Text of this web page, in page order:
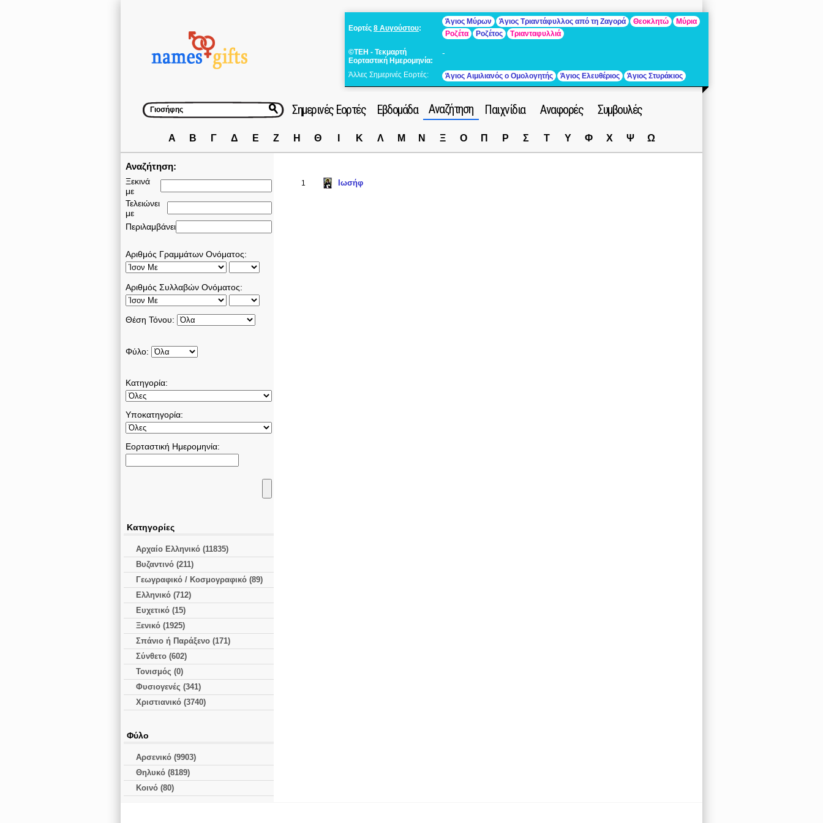
Εορτές 8 Αυγούστου:
Άγιος Μύρων Άγιος Τριαντάφυλλος από τη Ζαγορά Θεοκλητώ
Μύρια
Ροζέτα
Ροζέτος Τριανταφυλλιά
©ΤΕΗ - Τεκμαρτή
Εορταστική Ημερομηνία:
-
Άλλες Σημερινές Εορτές: Άγιος Αιμιλιανός ο Ομολογητής Άγιος Ελευθέριος Άγιος Στυράκιος
Σημερινές Εορτές Εβδομάδα Αναζήτηση Παιχνίδια Αναφορές Συμβουλές
Α Β Γ Δ Ε Ζ Η Θ Κ Λ Μ Ν Ξ Ο Π Ρ Σ Τ Υ Φ Χ Ψ Ω
Αναζήτηση:
Ξεκινά
με
Τελειώνει
με
Περιλαμβάνει
Αριθμός Γραμμάτων Ονόματος:
Αριθμός Συλλαβών Ονόματος:
Θέση Τόνου:
Φύλο:
Κατηγορία:
Υποκατηγορία:
Εορταστική Ημερομηνία:
Κατηγορίες
Αρχαίο Ελληνικό (11835)
Βυζαντινό (211)
Γεωγραφικό / Κοσμογραφικό (89)
Ελληνικό (712)
Ευχετικό (15)
Ξενικό (1925)
Σπάνιο ή Παράξενο (171)
Σύνθετο (602)
Τονισμός (0)
Φυσιογενές (341)
Χριστιανικό (3740)
Φύλο
Αρσενικό (9903)
Θηλυκό (8189)
Κοινό (80)
1 Ιωσήφ